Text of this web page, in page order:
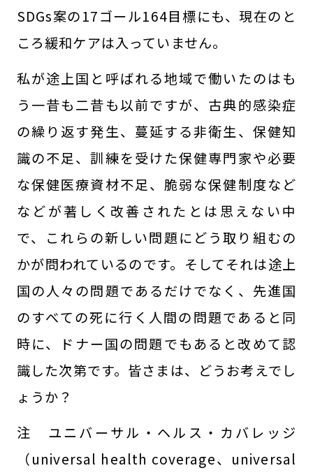
SDGs案の17ゴール164目標にも、現在のと
ころ緩和ケアは入っていません。
私が途上国と呼ばれる地域で働いたのはも
う一昔も二昔も以前ですが、古典的感染症
の繰り返す発生、蔓延する非衛生、保健知
識の不足、訓練を受けた保健専門家や必要
な保健医療資材不足、脆弱な保健制度など
などが著しく改善されたとは思えない中
で、これらの新しい問題にどう取り組むの
かが問われているのです。そしてそれは途上
国の人々の問題であるだけでなく、先進国
のすべての死に行く人間の問題であると同
時に、ドナー国の問題でもあると改めて認
識した次第です。皆さまは、どうお考えでし
ょうか？
注 ユニバーサル・ヘルス・カバレッジ
（universal health coverage、universal